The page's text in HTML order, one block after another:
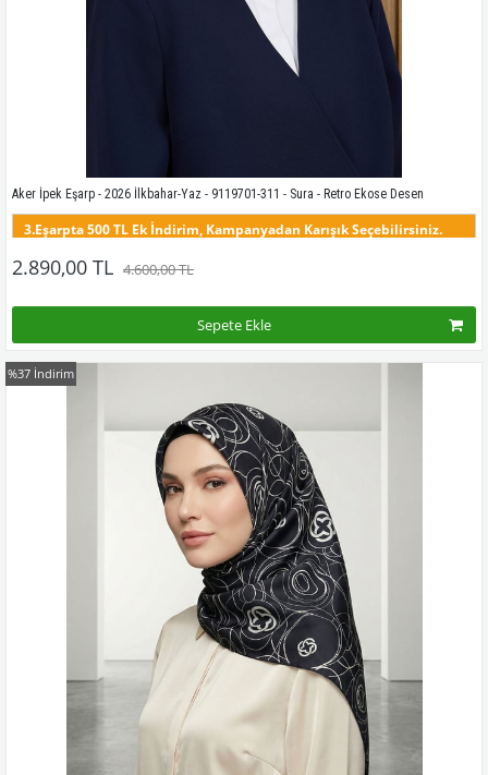
Aker İpek Eşarp - 2026 İlkbahar-Yaz - 9119701-311 - Sura - Retro Ekose Desen
3.Eşarpta 500 TL Ek İndirim, Kampanyadan Karışık Seçebilirsiniz.
Kampanyadaki tüm modelleri görmek için buraya tıkla
2.890,00 TL 4.600,00 TL
Sepete Ekle
%37 İndirim